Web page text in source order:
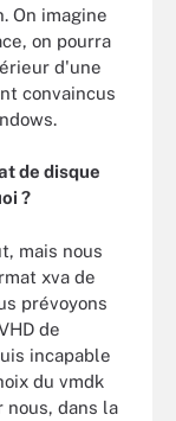
On imagine
on pourra
d'une
convaincus
de disque
?
mais nous
xva de
prévoyons
de
incapable
du vmdk
dans la